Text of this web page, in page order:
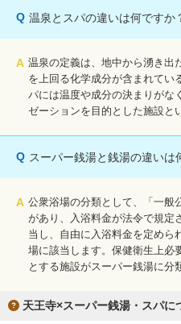
Q 温泉とスパの違いは何ですか
A 温泉の定義は、地中から湧き出
を上回る化学成分が含まれてい
パには温度や成分の決まりがな
ゼーションを目的とした施設と
Q スーパー銭湯と銭湯の違いは
A 公衆浴場の分類として、「一般
があり、入浴料金が法令で規定
当し、自由に入浴料金を定めら
場に該当します。保健衛生上必
とする施設がスーパー銭湯に分
天王寺×スーパー銭湯・スパに